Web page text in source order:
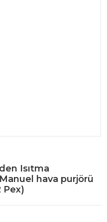
Isıtma
hava purjörü
Pex)